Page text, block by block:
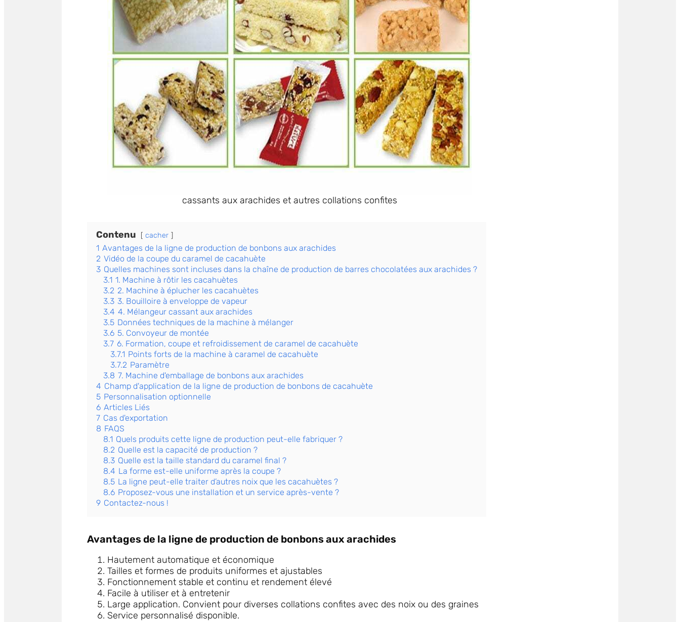
cassants aux arachides et autres collations confites
Contenu cacher
1 Avantages de la ligne de production de bonbons aux arachides
2 Vidéo de la coupe du caramel de cacahuète
3 Quelles machines sont incluses dans la chaîne de production de barres chocolatées aux arachides ?
3.1 1. Machine à rôtir les cacahuètes
3.2 2. Machine à éplucher les cacahuètes
3.3 3. Bouilloire à enveloppe de vapeur
3.4 4. Mélangeur cassant aux arachides
3.5 Données techniques de la machine à mélanger
3.6 5. Convoyeur de montée
3.7 6. Formation, coupe et refroidissement de caramel de cacahuète
3.7.1 Points forts de la machine à caramel de cacahuète
3.7.2 Paramètre
3.8 7. Machine d'emballage de bonbons aux arachides
4 Champ d'application de la ligne de production de bonbons de cacahuète
5 Personnalisation optionnelle
6 Articles Liés
7 Cas d'exportation
8 FAQS
8.1 Quels produits cette ligne de production peut-elle fabriquer ?
8.2 Quelle est la capacité de production ?
8.3 Quelle est la taille standard du caramel final ?
8.4 La forme est-elle uniforme après la coupe ?
8.5 La ligne peut-elle traiter d’autres noix que les cacahuètes ?
8.6 Proposez-vous une installation et un service après-vente ?
9 Contactez-nous !
Avantages de la ligne de production de bonbons aux arachides
Hautement automatique et économique
Tailles et formes de produits uniformes et ajustables
Fonctionnement stable et continu et rendement élevé
Facile à utiliser et à entretenir
Large application. Convient pour diverses collations confites avec des noix ou des graines
Service personnalisé disponible.